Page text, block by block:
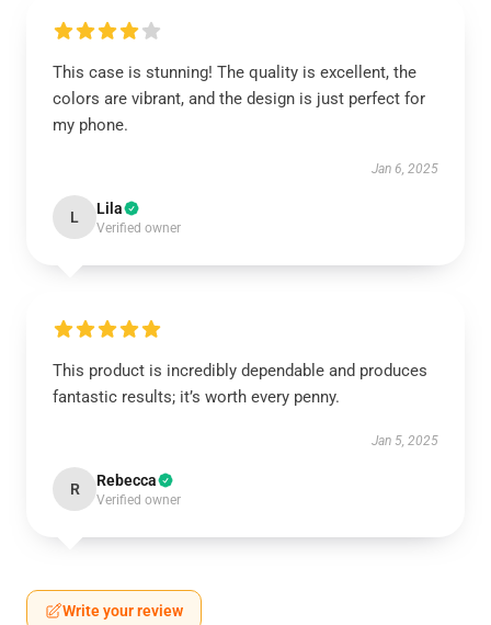
This case is stunning! The quality is excellent, the
colors are vibrant, and the design is just perfect for
my phone.
Jan 6, 2025
L Lila
Verified owner
This product is incredibly dependable and produces
fantastic results; it’s worth every penny.
Jan 5, 2025
R Rebecca
Verified owner
Write your review